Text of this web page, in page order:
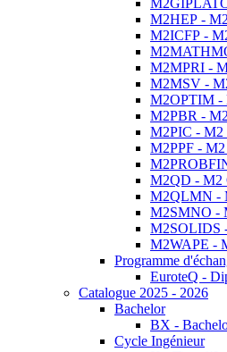
M2HEP -
M2ICFP -
M2MPRI -
M2MSV -
M2OPTIM -
M2PBR -
M2PIC - M2
M2PPF - M2
M2QD - M2
M2QLMN -
M2SMNO -
M2SOLIDS
M2WAPE -
Programme
EuroteQ -
Catalogue 2025 - 2026
Bachelor
BX -
Cycle Ingénieur